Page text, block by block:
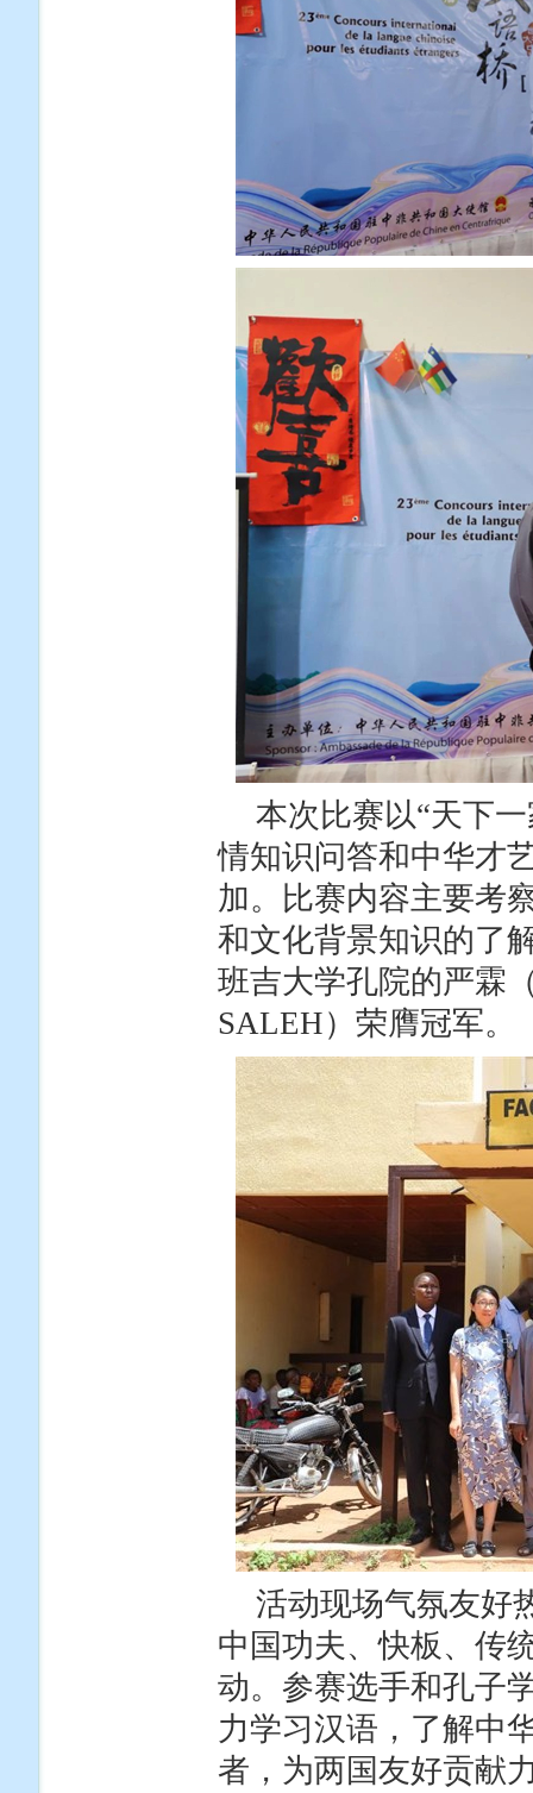
本次比赛以“天下
情知识问答和中华才
加。比赛内容主要考
和文化背景知识的了
班吉大学孔院的严霖
SALEH）荣膺冠军。
活动现场气氛友好
中国功夫、快板、传
动。参赛选手和孔子
力学习汉语，了解中
者，为两国友好贡献